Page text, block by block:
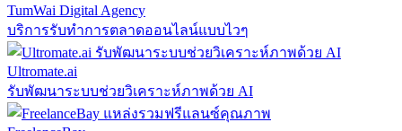
TumWai Digital Agency
บริการรับทำการตลาดออนไลน์แบบไวๆ
Ultromate.ai
รับพัฒนาระบบช่วยวิเคราะห์ภาพด้วย AI